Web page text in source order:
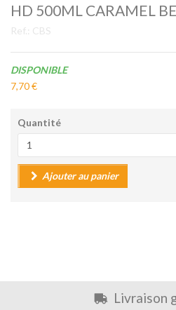
HD 500ML CARAMEL
Ref.: CBS
Disponibilité:
DISPONIBLE
7,70 €
Quantité
Ajouter au panier
Livraison